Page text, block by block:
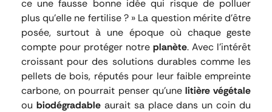
ce une fausse bonne idée qui risque de polluer
plus qu’elle ne fertilise ? » La question mérite d’être
posée, surtout à une époque où chaque geste
compte pour protéger notreplanète. Avec l’intérêt
croissant pour des solutions durables comme les
pellets de bois, réputés pour leur faible empreinte
carbone, on pourrait penser qu’unelitière végétale
ou biodégradable aurait sa place dans un coin du